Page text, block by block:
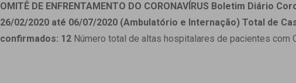
Estrutura de Gestão
Exames - Portal Médico
Quem
OMITÊ DE ENFRENTAMENTO DO CORONAVÍRUS Boletim Diário
26/02/2020 até 06/07/2020 (Ambulatório e Internação) Total de
confirmados: 12 Número total de altas hospitalares de pacientes com